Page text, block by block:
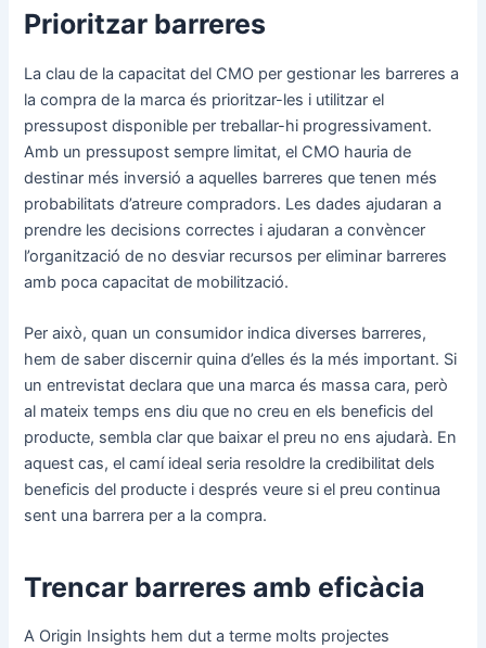
Prioritzar barreres
La clau de la capacitat del CMO per gestionar les barreres a
la compra de la marca és prioritzar-les i utilitzar el
pressupost disponible per treballar-hi progressivament.
Amb un pressupost sempre limitat, el CMO hauria de
destinar més inversió a aquelles barreres que tenen més
probabilitats d’atreure compradors. Les dades ajudaran a
prendre les decisions correctes i ajudaran a convèncer
l’organització de no desviar recursos per eliminar barreres
amb poca capacitat de mobilització.
Per això, quan un consumidor indica diverses barreres,
hem de saber discernir quina d’elles és la més important. Si
un entrevistat declara que una marca és massa cara, però
al mateix temps ens diu que no creu en els beneficis del
producte, sembla clar que baixar el preu no ens ajudarà. En
aquest cas, el camí ideal seria resoldre la credibilitat dels
beneficis del producte i després veure si el preu continua
sent una barrera per a la compra.
Trencar barreres amb eficàcia
A Origin Insights hem dut a terme molts projectes